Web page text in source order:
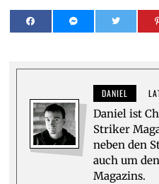
DANIEL
Daniel ist
Striker
neben den
auch um
Magazins.